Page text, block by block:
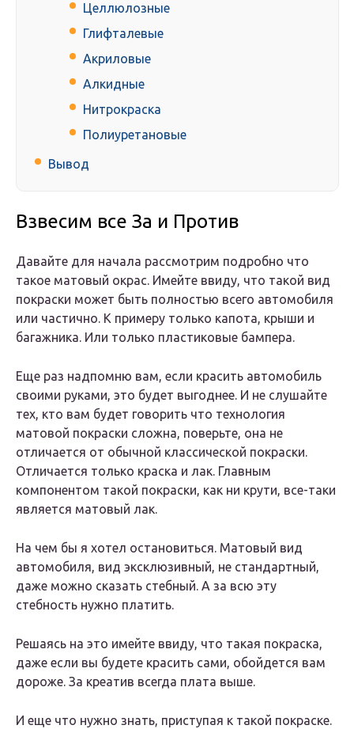
Целлюлозные
Глифталевые
Акриловые
Алкидные
Нитрокраска
Полиуретановые
Вывод
Взвесим все За и Против
Давайте для начала рассмотрим подробно что
такое матовый окрас. Имейте ввиду, что такой вид
покраски может быть полностью всего автомобиля
или частично. К примеру только капота, крыши и
багажника. Или только пластиковые бампера.
Еще раз надпомню вам, если красить автомобиль
своими руками, это будет выгоднее. И не слушайте
тех, кто вам будет говорить что технология
матовой покраски сложна, поверьте, она не
отличается от обычной классической покраски.
Отличается только краска и лак. Главным
компонентом такой покраски, как ни крути, все-таки
является матовый лак.
На чем бы я хотел остановиться. Матовый вид
автомобиля, вид эксклюзивный, не стандартный,
даже можно сказать стебный. А за всю эту
стебность нужно платить.
Решаясь на это имейте ввиду, что такая покраска,
даже если вы будете красить сами, обойдется вам
дороже. За креатив всегда плата выше.
И еще что нужно знать, приступая к такой покраске.